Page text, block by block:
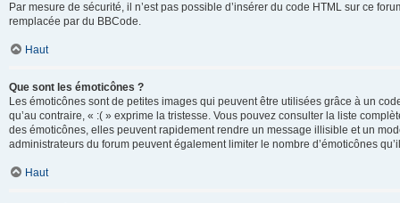
Par mesure de sécurité, il n’est pas possible d’insérer du code HTML sur ce
remplacée par du BBCode.
Haut
Que sont les émoticônes ?
Les émoticônes sont de petites images qui peuvent être utilisées grâce à un
qu’au contraire, « :( » exprime la tristesse. Vous pouvez consulter la liste
des émoticônes, elles peuvent rapidement rendre un message illisible et un
administrateurs du forum peuvent également limiter le nombre d’émoticônes
Haut